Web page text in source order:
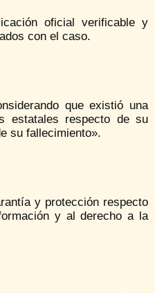
oficial verificable y
con el caso.
que existió una
estatales respecto de su
su fallecimiento».
y protección respecto
y al derecho a la